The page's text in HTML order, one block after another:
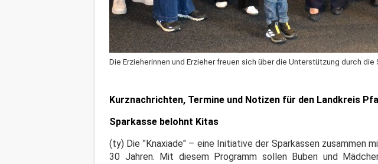
Die Erzieherinnen und Erzieher freuen sich über die Unterstützung durch die
Kurznachrichten, Termine und Notizen für den Landkreis
Sparkasse belohnt Kitas
(ty) Die "Knaxiade" – eine Initiative der Sparkassen zusammen
30 Jahren. Mit diesem Programm sollen Buben und